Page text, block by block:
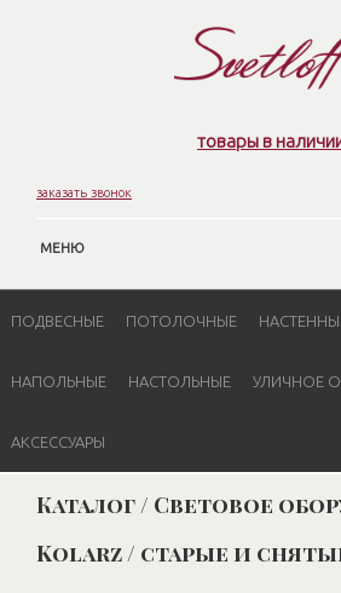
товары в
заказать звонок
МЕНЮ
ПОДВЕСНЫЕ ПОТОЛОЧНЫЕ
НАПОЛЬНЫЕ НАСТОЛЬНЫЕ УЛИЧНОЕ
АКСЕССУАРЫ
Каталог / Световое
Kolarz / старые и